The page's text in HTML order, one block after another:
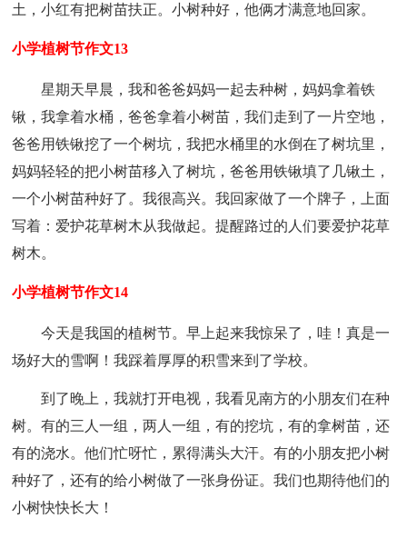
土，小红有把树苗扶正。小树种好，他俩才满意地回家。
小学植树节作文13
星期天早晨，我和爸爸妈妈一起去种树，妈妈拿着铁
锹，我拿着水桶，爸爸拿着小树苗，我们走到了一片空地，
爸爸用铁锹挖了一个树坑，我把水桶里的水倒在了树坑里，
妈妈轻轻的把小树苗移入了树坑，爸爸用铁锹填了几锹土，
一个小树苗种好了。我很高兴。我回家做了一个牌子，上面
写着：爱护花草树木从我做起。提醒路过的人们要爱护花草
树木。
小学植树节作文14
今天是我国的植树节。早上起来我惊呆了，哇！真是一
场好大的雪啊！我踩着厚厚的积雪来到了学校。
到了晚上，我就打开电视，我看见南方的小朋友们在种
树。有的三人一组，两人一组，有的挖坑，有的拿树苗，还
有的浇水。他们忙呀忙，累得满头大汗。有的小朋友把小树
种好了，还有的给小树做了一张身份证。我们也期待他们的
小树快快长大！